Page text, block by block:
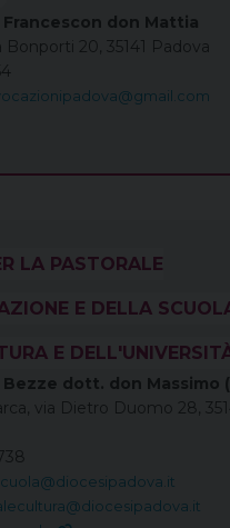
Francescon don Mattia
Bonporti 20, 35141 Padova
LA PASTORALE
E DELLA
E
Bezze dott. don Massimo
via Dietro Duomo 28,